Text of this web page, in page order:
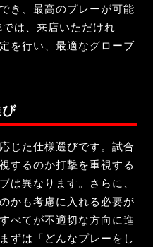
き、最高のプレーが可能
は、来店いただけれ
を行い、最適なグローブ
じた仕様選びです。試合
するのか打撃を重視する
は異なります。さらに、
かも考慮に入れる必要が
べてが不適切な方向に進
ずは「どんなプレーをし